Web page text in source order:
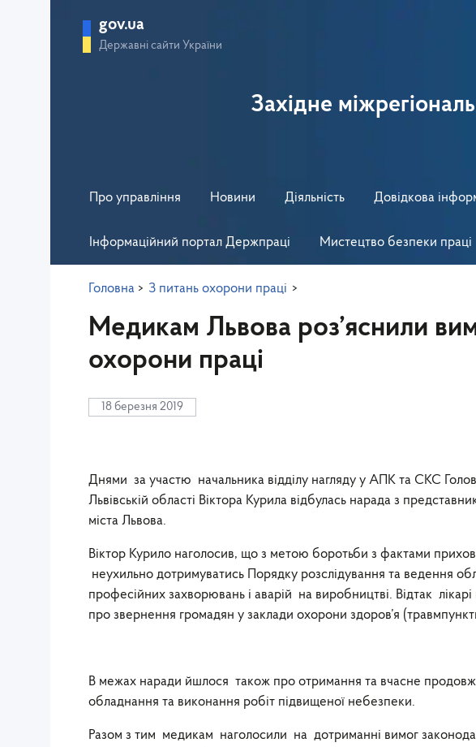
gov.ua
Державні сайти України
Західне
Про управління Новини Діяльність Довідкова
Інформаційний портал Держпраці Мистецтво безпеки праці
Головна > З питань охорони праці >
Медикам Львова роз’яснили
охорони праці
18 березня 2019
Днями за участю начальника відділу нагляду у АПК та СКС
Львівській області Віктора Курила відбулась нарада з
міста Львова.
Віктор Курило наголосив, що з метою боротьби з фактами
неухильно дотримуватись Порядку розслідування та ведення
професійних захворювань і аварій на виробництві. Відтак
про звернення громадян у заклади охорони здоров’я
В межах наради йшлося також про отримання та вчасне
обладнання та виконання робіт підвищеної небезпеки.
Разом з тим медикам наголосили на дотриманні вимог